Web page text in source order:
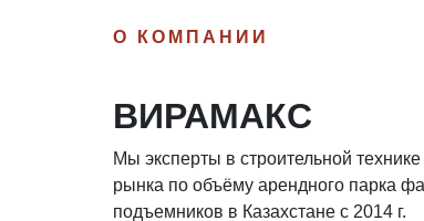
О КОМПАНИИ
ВИРАМАКС
Мы эксперты в строительной
рынка по объёму арендного парка
подъемников в Казахстане с 2014 г.